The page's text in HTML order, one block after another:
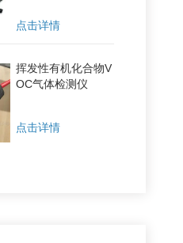
点击详情
挥发性有机化合物V
OC气体检测仪
点击详情